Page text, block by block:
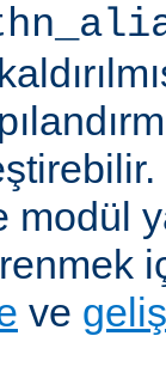
modül
ve